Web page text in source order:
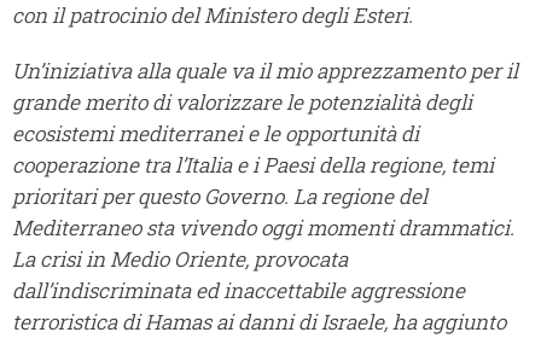
con il patrocinio del Ministero degli Esteri.
Un’iniziativa alla quale va il mio apprezzamento per il
grande merito di valorizzare le potenzialità degli
ecosistemi mediterranei e le opportunità di
cooperazione tra l’Italia e i Paesi della regione, temi
prioritari per questo Governo. La regione del
Mediterraneo sta vivendo oggi momenti drammatici.
La crisi in Medio Oriente, provocata
dall’indiscriminata ed inaccettabile aggressione
terroristica di Hamas ai danni di Israele, ha aggiunto